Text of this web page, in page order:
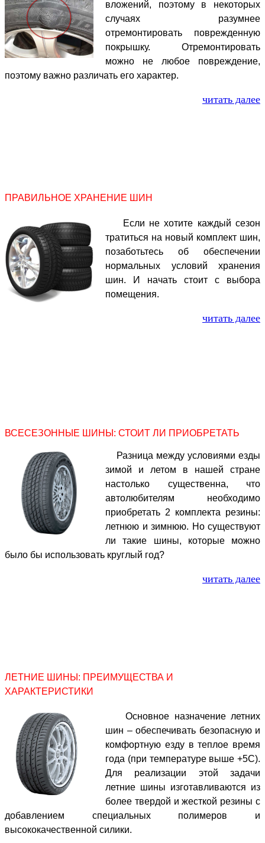
вложений, поэтому в некоторых
случаях разумнее
отремонтировать поврежденную
покрышку. Отремонтировать
можно не любое повреждение,
поэтому важно различать его характер.
читать далее
ПРАВИЛЬНОЕ ХРАНЕНИЕ ШИН
Если не хотите каждый сезон
тратиться на новый комплект шин,
позаботьтесь об обеспечении
нормальных условий хранения
шин. И начать стоит с выбора
помещения.
читать далее
ВСЕСЕЗОННЫЕ ШИНЫ: СТОИТ ЛИ ПРИОБРЕТАТЬ
Разница между условиями езды
зимой и летом в нашей стране
настолько существенна, что
автолюбителям необходимо
приобретать 2 комплекта резины:
летнюю и зимнюю. Но существуют
ли такие шины, которые можно
было бы использовать круглый год?
читать далее
ЛЕТНИЕ ШИНЫ: ПРЕИМУЩЕСТВА И
ХАРАКТЕРИСТИКИ
Основное назначение летних
шин – обеспечивать безопасную и
комфортную езду в теплое время
года (при температуре выше +5С).
Для реализации этой задачи
летние шины изготавливаются из
более твердой и жесткой резины с
добавлением специальных полимеров и
высококачественной силики.